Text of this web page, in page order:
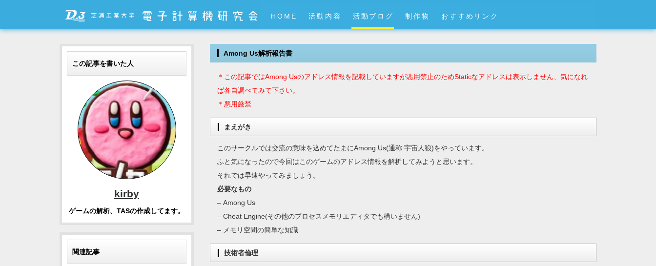
HOME 活動内容 活動ブログ 制作物 おすすめリンク
Among Us解析報告書
＊この記事ではAmong Usのアドレス情報を記載していますが悪用禁止のためStaticなアドレスは表示しません、気になれ
ば各自調べてみて下さい。
＊悪用厳禁
まえがき
このサークルでは交流の意味を込めてたまにAmong Us(通称:宇宙人狼)をやっています。
ふと気になったので今回はこのゲームのアドレス情報を解析してみようと思います。
それでは早速やってみましょう。
必要なもの
– Among Us
– Cheat Engine(その他のプロセスメモリエディタでも構いません)
– メモリ空間の簡単な知識
技術者倫理
この記事を書いた人
kirby
ゲームの解析、TASの作成してます。
関連記事